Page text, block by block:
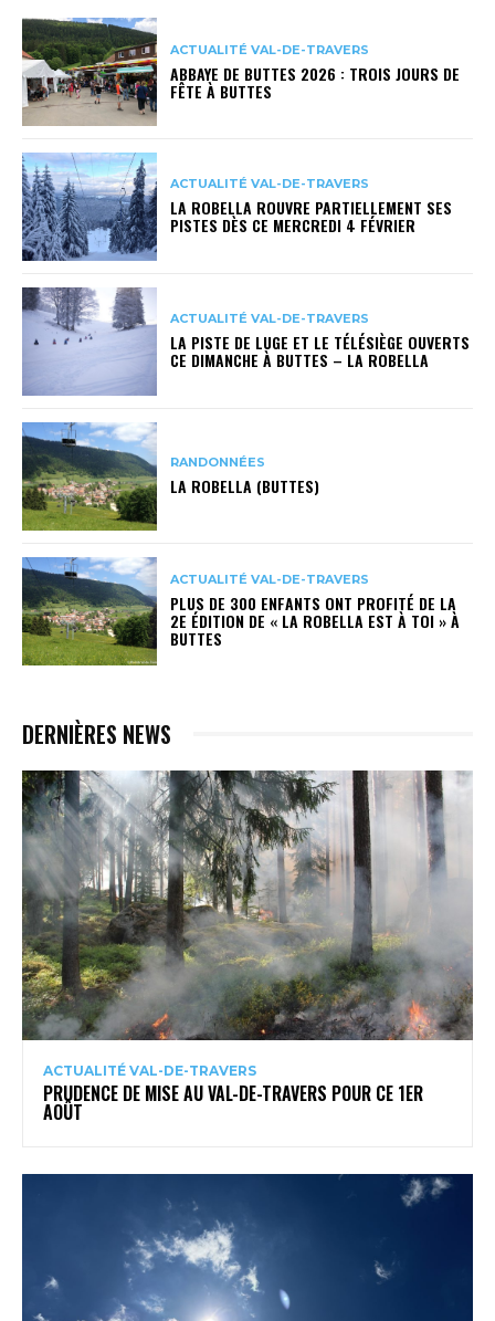
ACTUALITÉ VAL-DE-TRAVERS
ABBAYE DE BUTTES 2026 : TROIS JOURS DE
FÊTE À BUTTES
ACTUALITÉ VAL-DE-TRAVERS
LA ROBELLA ROUVRE PARTIELLEMENT SES
PISTES DÈS CE MERCREDI 4 FÉVRIER
ACTUALITÉ VAL-DE-TRAVERS
LA PISTE DE LUGE ET LE TÉLÉSIÈGE OUVERTS
CE DIMANCHE À BUTTES – LA ROBELLA
RANDONNÉES
LA ROBELLA (BUTTES)
ACTUALITÉ VAL-DE-TRAVERS
PLUS DE 300 ENFANTS ONT PROFITÉ DE LA
2E ÉDITION DE « LA ROBELLA EST À TOI » À
BUTTES
DERNIÈRES NEWS
ACTUALITÉ VAL-DE-TRAVERS
PRUDENCE DE MISE AU VAL-DE-TRAVERS POUR CE 1ER
AOÛT